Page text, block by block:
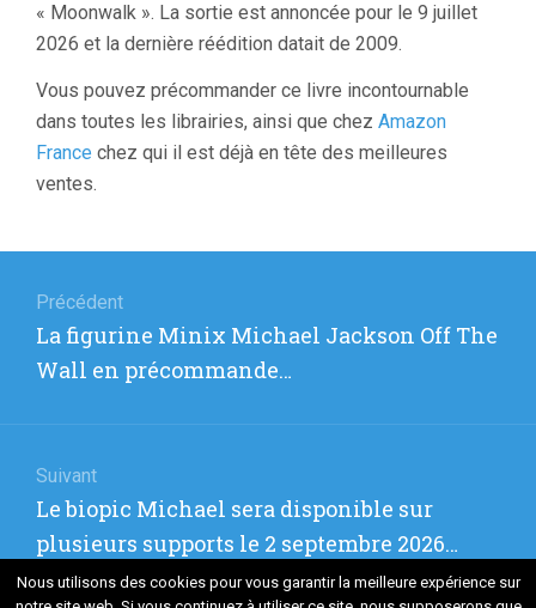
« Moonwalk ». La sortie est annoncée pour le 9 juillet
2026 et la dernière réédition datait de 2009.
Vous pouvez précommander ce livre incontournable
dans toutes les librairies, ainsi que chez Amazon
France chez qui il est déjà en tête des meilleures
ventes.
de
l’article
Précédent
Article
précédent
La figurine Minix Michael Jackson Off The
Wall en précommande…
Suivant
Article
suivant
Le biopic Michael sera disponible sur
plusieurs supports le 2 septembre 2026…
Nous utilisons des cookies pour vous garantir la meilleure expérience sur